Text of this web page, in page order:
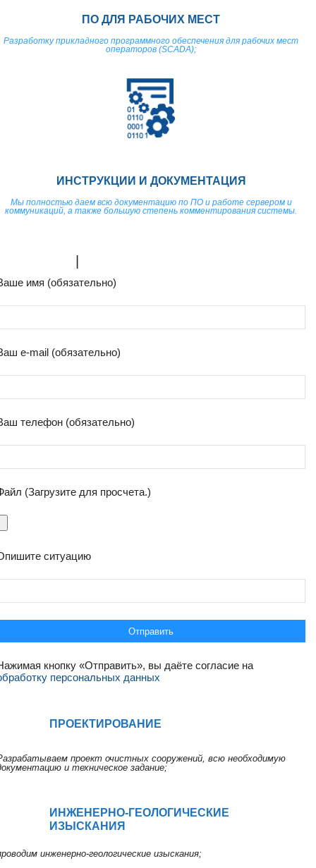
ПО ДЛЯ РАБОЧИХ МЕСТ
Разработку прикладного программного обеспечения для рабочих мест
операторов (SCADA);
ИНСТРУКЦИИ И ДОКУМЕНТАЦИЯ
Мы полностью даем всю документацию по ПО и работе сервером и
коммуникаций, а также большую степень комментирования системы.
ЗАГРУЗИТЕ МОЩНОСТИ
имя (обязательно)
e-mail (обязательно)
телефон (обязательно)
(Загрузите для просчета.)
ситуацию
кнопку «Отправить», вы даёте согласие на
персональных данных
ПРОЕКТИРОВАНИЕ
проект очистных сооружений, всю необходимую
и техническое задание;
ИНЖЕНЕРНО-ГЕОЛОГИЧЕСКИЕ
ИЗЫСКАНИЯ
инженерно-геологические изыскания;